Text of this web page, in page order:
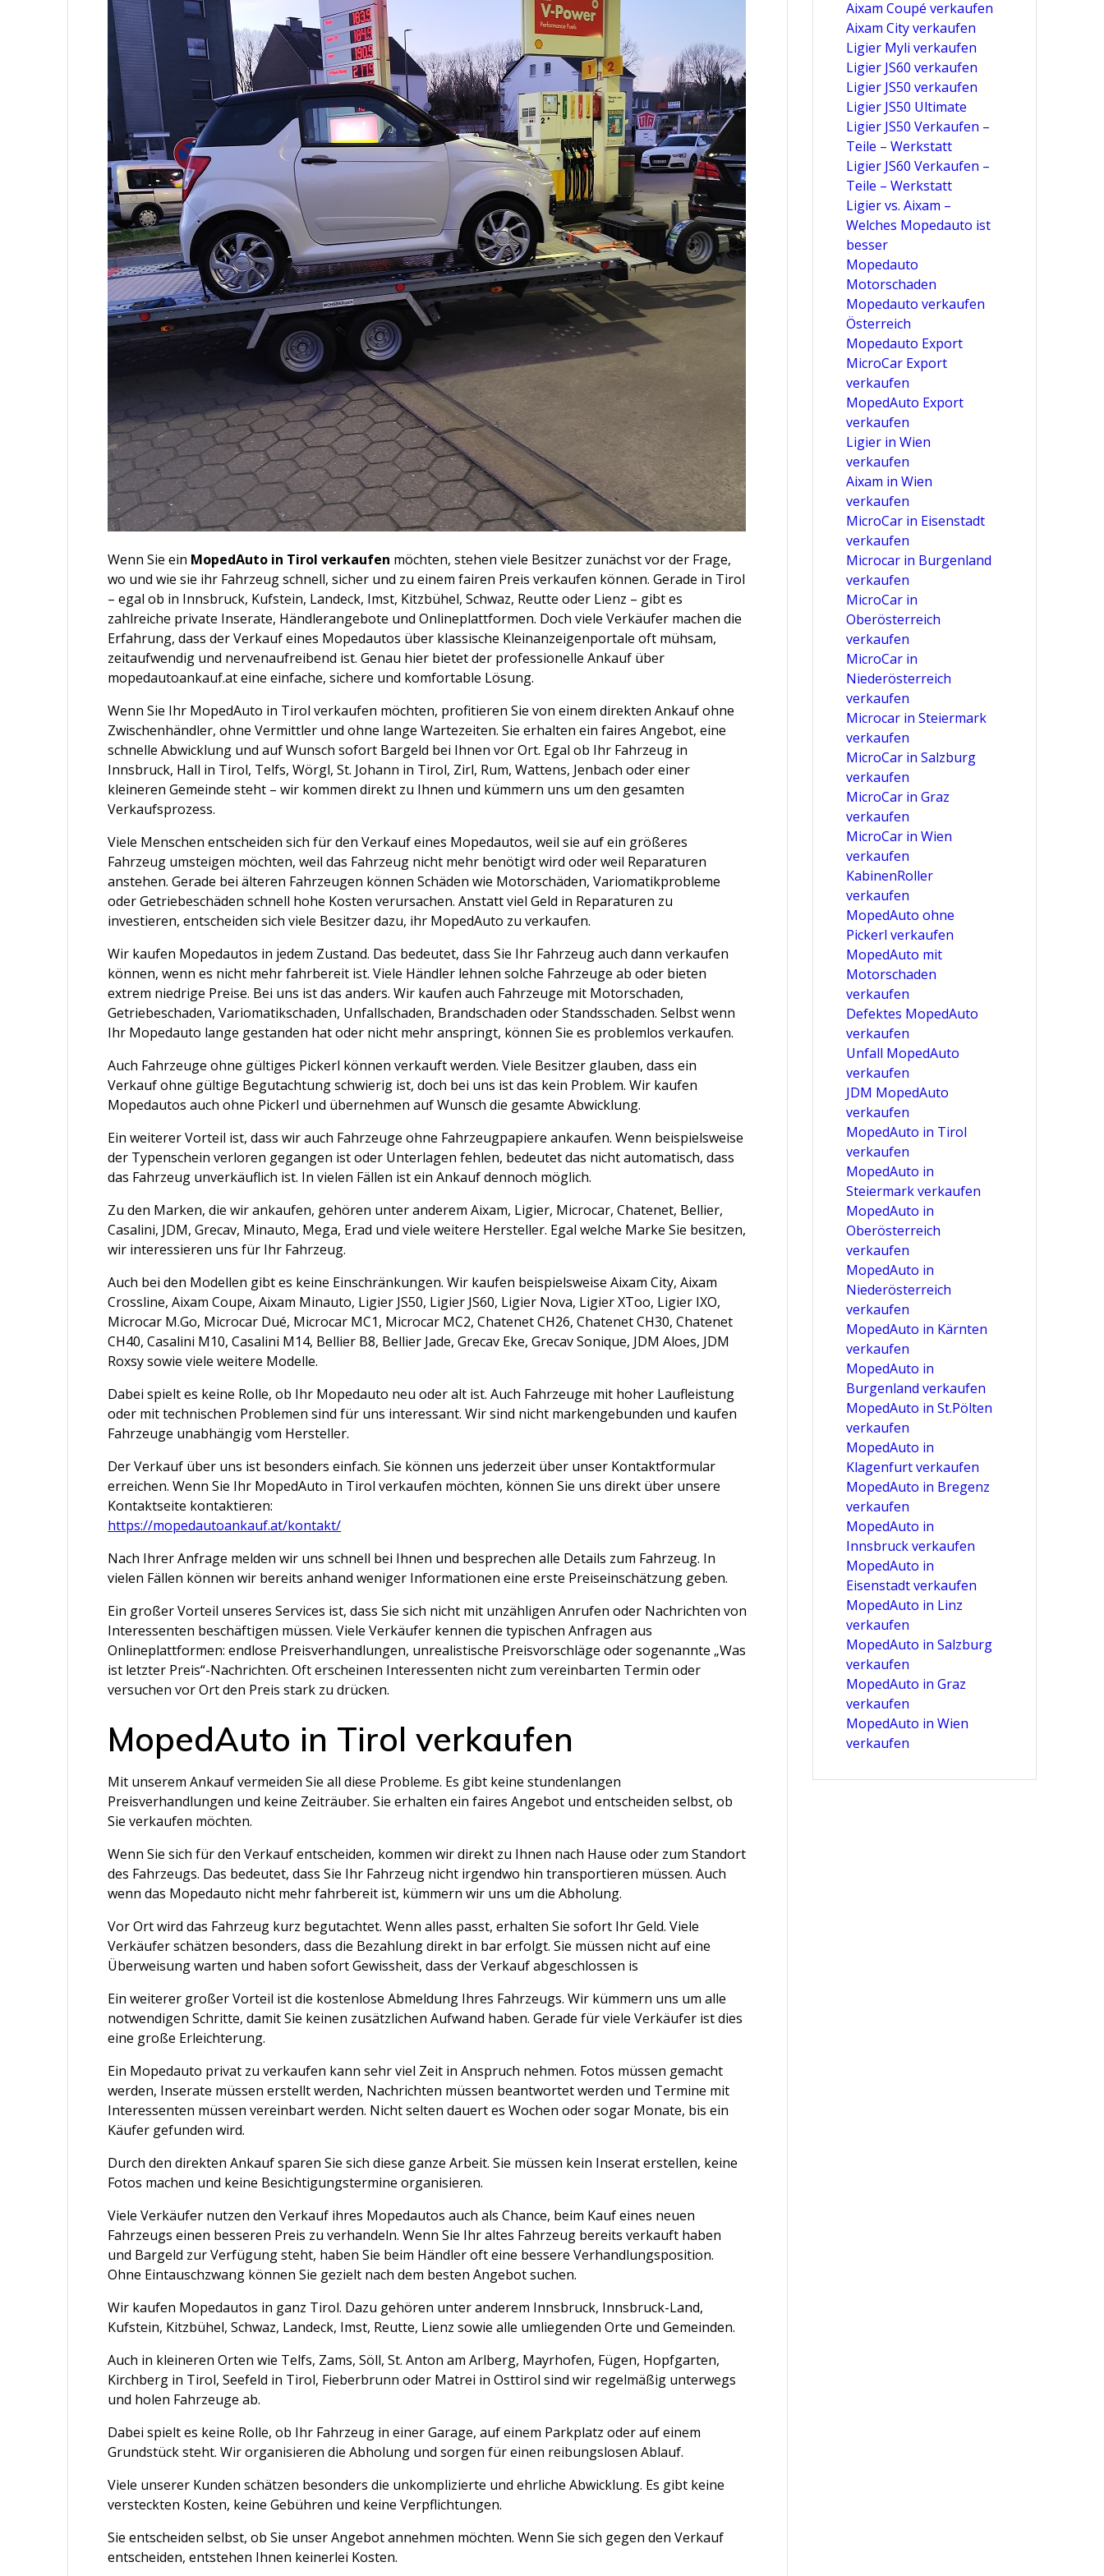
Wenn Sie ein MopedAuto in Tirol verkaufen möchten, stehen viele Besitzer zunächst vor der Frage,
wo und wie sie ihr Fahrzeug schnell, sicher und zu einem fairen Preis verkaufen können. Gerade in Tirol
– egal ob in Innsbruck, Kufstein, Landeck, Imst, Kitzbühel, Schwaz, Reutte oder Lienz – gibt es
zahlreiche private Inserate, Händlerangebote und Onlineplattformen. Doch viele Verkäufer machen die
Erfahrung, dass der Verkauf eines Mopedautos über klassische Kleinanzeigenportale oft mühsam,
zeitaufwendig und nervenaufreibend ist. Genau hier bietet der professionelle Ankauf über
mopedautoankauf.at eine einfache, sichere und komfortable Lösung.
Wenn Sie Ihr MopedAuto in Tirol verkaufen möchten, profitieren Sie von einem direkten Ankauf ohne
Zwischenhändler, ohne Vermittler und ohne lange Wartezeiten. Sie erhalten ein faires Angebot, eine
schnelle Abwicklung und auf Wunsch sofort Bargeld bei Ihnen vor Ort. Egal ob Ihr Fahrzeug in
Innsbruck, Hall in Tirol, Telfs, Wörgl, St. Johann in Tirol, Zirl, Rum, Wattens, Jenbach oder einer
kleineren Gemeinde steht – wir kommen direkt zu Ihnen und kümmern uns um den gesamten
Verkaufsprozess.
Viele Menschen entscheiden sich für den Verkauf eines Mopedautos, weil sie auf ein größeres
Fahrzeug umsteigen möchten, weil das Fahrzeug nicht mehr benötigt wird oder weil Reparaturen
anstehen. Gerade bei älteren Fahrzeugen können Schäden wie Motorschäden, Variomatikprobleme
oder Getriebeschäden schnell hohe Kosten verursachen. Anstatt viel Geld in Reparaturen zu
investieren, entscheiden sich viele Besitzer dazu, ihr MopedAuto zu verkaufen.
Wir kaufen Mopedautos in jedem Zustand. Das bedeutet, dass Sie Ihr Fahrzeug auch dann verkaufen
können, wenn es nicht mehr fahrbereit ist. Viele Händler lehnen solche Fahrzeuge ab oder bieten
extrem niedrige Preise. Bei uns ist das anders. Wir kaufen auch Fahrzeuge mit Motorschaden,
Getriebeschaden, Variomatikschaden, Unfallschaden, Brandschaden oder Standsschaden. Selbst wenn
Ihr Mopedauto lange gestanden hat oder nicht mehr anspringt, können Sie es problemlos verkaufen.
Auch Fahrzeuge ohne gültiges Pickerl können verkauft werden. Viele Besitzer glauben, dass ein
Verkauf ohne gültige Begutachtung schwierig ist, doch bei uns ist das kein Problem. Wir kaufen
Mopedautos auch ohne Pickerl und übernehmen auf Wunsch die gesamte Abwicklung.
Ein weiterer Vorteil ist, dass wir auch Fahrzeuge ohne Fahrzeugpapiere ankaufen. Wenn beispielsweise
der Typenschein verloren gegangen ist oder Unterlagen fehlen, bedeutet das nicht automatisch, dass
das Fahrzeug unverkäuflich ist. In vielen Fällen ist ein Ankauf dennoch möglich.
Zu den Marken, die wir ankaufen, gehören unter anderem Aixam, Ligier, Microcar, Chatenet, Bellier,
Casalini, JDM, Grecav, Minauto, Mega, Erad und viele weitere Hersteller. Egal welche Marke Sie besitzen,
wir interessieren uns für Ihr Fahrzeug.
Auch bei den Modellen gibt es keine Einschränkungen. Wir kaufen beispielsweise Aixam City, Aixam
Crossline, Aixam Coupe, Aixam Minauto, Ligier JS50, Ligier JS60, Ligier Nova, Ligier XToo, Ligier IXO,
Microcar M.Go, Microcar Dué, Microcar MC1, Microcar MC2, Chatenet CH26, Chatenet CH30, Chatenet
CH40, Casalini M10, Casalini M14, Bellier B8, Bellier Jade, Grecav Eke, Grecav Sonique, JDM Aloes, JDM
Roxsy sowie viele weitere Modelle.
Dabei spielt es keine Rolle, ob Ihr Mopedauto neu oder alt ist. Auch Fahrzeuge mit hoher Laufleistung
oder mit technischen Problemen sind für uns interessant. Wir sind nicht markengebunden und kaufen
Fahrzeuge unabhängig vom Hersteller.
Der Verkauf über uns ist besonders einfach. Sie können uns jederzeit über unser Kontaktformular
erreichen. Wenn Sie Ihr MopedAuto in Tirol verkaufen möchten, können Sie uns direkt über unsere
Kontaktseite kontaktieren:
https://mopedautoankauf.at/kontakt/
Nach Ihrer Anfrage melden wir uns schnell bei Ihnen und besprechen alle Details zum Fahrzeug. In
vielen Fällen können wir bereits anhand weniger Informationen eine erste Preiseinschätzung geben.
Ein großer Vorteil unseres Services ist, dass Sie sich nicht mit unzähligen Anrufen oder Nachrichten von
Interessenten beschäftigen müssen. Viele Verkäufer kennen die typischen Anfragen aus
Onlineplattformen: endlose Preisverhandlungen, unrealistische Preisvorschläge oder sogenannte „Was
ist letzter Preis“-Nachrichten. Oft erscheinen Interessenten nicht zum vereinbarten Termin oder
versuchen vor Ort den Preis stark zu drücken.
MopedAuto in Tirol verkaufen
Mit unserem Ankauf vermeiden Sie all diese Probleme. Es gibt keine stundenlangen
Preisverhandlungen und keine Zeiträuber. Sie erhalten ein faires Angebot und entscheiden selbst, ob
Sie verkaufen möchten.
Wenn Sie sich für den Verkauf entscheiden, kommen wir direkt zu Ihnen nach Hause oder zum Standort
des Fahrzeugs. Das bedeutet, dass Sie Ihr Fahrzeug nicht irgendwo hin transportieren müssen. Auch
wenn das Mopedauto nicht mehr fahrbereit ist, kümmern wir uns um die Abholung.
Vor Ort wird das Fahrzeug kurz begutachtet. Wenn alles passt, erhalten Sie sofort Ihr Geld. Viele
Verkäufer schätzen besonders, dass die Bezahlung direkt in bar erfolgt. Sie müssen nicht auf eine
Überweisung warten und haben sofort Gewissheit, dass der Verkauf abgeschlossen is
Ein weiterer großer Vorteil ist die kostenlose Abmeldung Ihres Fahrzeugs. Wir kümmern uns um alle
notwendigen Schritte, damit Sie keinen zusätzlichen Aufwand haben. Gerade für viele Verkäufer ist dies
eine große Erleichterung.
Ein Mopedauto privat zu verkaufen kann sehr viel Zeit in Anspruch nehmen. Fotos müssen gemacht
werden, Inserate müssen erstellt werden, Nachrichten müssen beantwortet werden und Termine mit
Interessenten müssen vereinbart werden. Nicht selten dauert es Wochen oder sogar Monate, bis ein
Käufer gefunden wird.
Durch den direkten Ankauf sparen Sie sich diese ganze Arbeit. Sie müssen kein Inserat erstellen, keine
Fotos machen und keine Besichtigungstermine organisieren.
Viele Verkäufer nutzen den Verkauf ihres Mopedautos auch als Chance, beim Kauf eines neuen
Fahrzeugs einen besseren Preis zu verhandeln. Wenn Sie Ihr altes Fahrzeug bereits verkauft haben
und Bargeld zur Verfügung steht, haben Sie beim Händler oft eine bessere Verhandlungsposition.
Ohne Eintauschzwang können Sie gezielt nach dem besten Angebot suchen.
Wir kaufen Mopedautos in ganz Tirol. Dazu gehören unter anderem Innsbruck, Innsbruck-Land,
Kufstein, Kitzbühel, Schwaz, Landeck, Imst, Reutte, Lienz sowie alle umliegenden Orte und Gemeinden.
Auch in kleineren Orten wie Telfs, Zams, Söll, St. Anton am Arlberg, Mayrhofen, Fügen, Hopfgarten,
Kirchberg in Tirol, Seefeld in Tirol, Fieberbrunn oder Matrei in Osttirol sind wir regelmäßig unterwegs
und holen Fahrzeuge ab.
Dabei spielt es keine Rolle, ob Ihr Fahrzeug in einer Garage, auf einem Parkplatz oder auf einem
Grundstück steht. Wir organisieren die Abholung und sorgen für einen reibungslosen Ablauf.
Viele unserer Kunden schätzen besonders die unkomplizierte und ehrliche Abwicklung. Es gibt keine
versteckten Kosten, keine Gebühren und keine Verpflichtungen.
Sie entscheiden selbst, ob Sie unser Angebot annehmen möchten. Wenn Sie sich gegen den Verkauf
entscheiden, entstehen Ihnen keinerlei Kosten.
Aixam Coupé verkaufen
Aixam City verkaufen
Ligier Myli verkaufen
Ligier JS60 verkaufen
Ligier JS50 verkaufen
Ligier JS50 Ultimate
Ligier JS50 Verkaufen –
Teile – Werkstatt
Ligier JS60 Verkaufen –
Teile – Werkstatt
Ligier vs. Aixam –
Welches Mopedauto ist
besser
Mopedauto
Motorschaden
Mopedauto verkaufen
Österreich
Mopedauto Export
MicroCar Export
verkaufen
MopedAuto Export
verkaufen
Ligier in Wien
verkaufen
Aixam in Wien
verkaufen
MicroCar in Eisenstadt
verkaufen
Microcar in Burgenland
verkaufen
MicroCar in
Oberösterreich
verkaufen
MicroCar in
Niederösterreich
verkaufen
Microcar in Steiermark
verkaufen
MicroCar in Salzburg
verkaufen
MicroCar in Graz
verkaufen
MicroCar in Wien
verkaufen
KabinenRoller
verkaufen
MopedAuto ohne
Pickerl verkaufen
MopedAuto mit
Motorschaden
verkaufen
Defektes MopedAuto
verkaufen
Unfall MopedAuto
verkaufen
JDM MopedAuto
verkaufen
MopedAuto in Tirol
verkaufen
MopedAuto in
Steiermark verkaufen
MopedAuto in
Oberösterreich
verkaufen
MopedAuto in
Niederösterreich
verkaufen
MopedAuto in Kärnten
verkaufen
MopedAuto in
Burgenland verkaufen
MopedAuto in St.Pölten
verkaufen
MopedAuto in
Klagenfurt verkaufen
MopedAuto in Bregenz
verkaufen
MopedAuto in
Innsbruck verkaufen
MopedAuto in
Eisenstadt verkaufen
MopedAuto in Linz
verkaufen
MopedAuto in Salzburg
verkaufen
MopedAuto in Graz
verkaufen
MopedAuto in Wien
verkaufen